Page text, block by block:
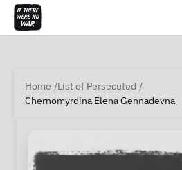
Home
List of Persecuted
Chernomyrdina Elena Gennadevna